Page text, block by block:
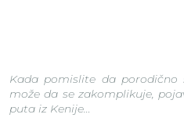
Kada pomislite da porodično
može da se zakomplikuje,
puta iz Kenije…